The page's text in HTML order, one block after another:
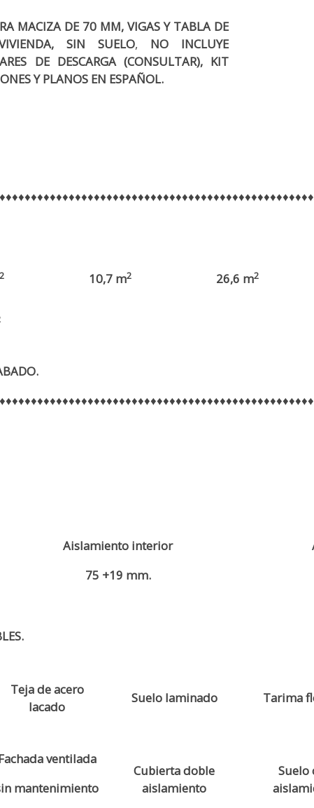
MACIZA DE 70 MM, VIGAS Y TABLA DE
SIN SUELO, NO
INCLUYE
DE DESCARGA (CONSULTAR), KIT
Y PLANOS EN ESPAÑOL.
10,7 m2 26,6 m2
Aislamiento interior
75 +19 mm.
Teja de acero
lacado
Suelo laminado Tarima
ventilada
mantenimiento
Cubierta doble
aislamiento
Suelo